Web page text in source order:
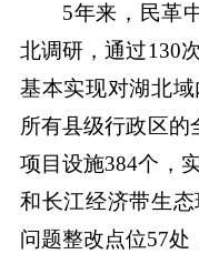
5年来，民革
北调研，通过130
基本实现对湖北
所有县级行政区的
项目设施384个，
和长江经济带生
问题整改点位57处